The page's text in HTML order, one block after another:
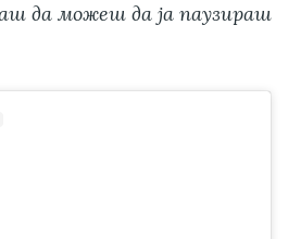
да можеш да ја паузираш